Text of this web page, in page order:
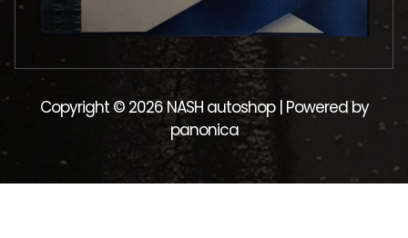
Copyright © 2026 NASH autoshop | Powered by
panonica